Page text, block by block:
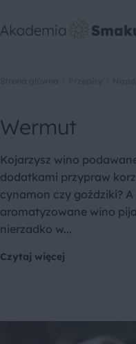
Wermut
Kojarzysz wino
dodatkami przypraw
cynamon czy goździki?
aromatyzowane wino
nierzadko w...
Czytaj więcej